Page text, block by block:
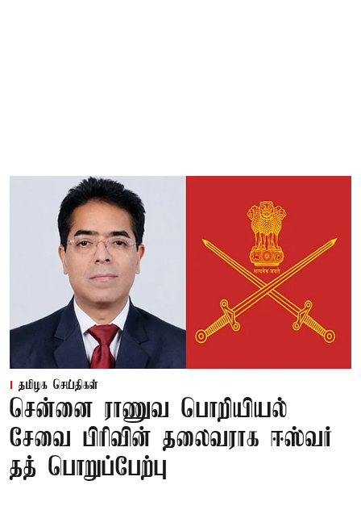
தமிழக செய்திகள்
சென்னை ராணுவ பொறியியல்
சேவை பிரிவின் தலைவராக ஈஸ்வர்
தத் பொறுப்பேற்பு